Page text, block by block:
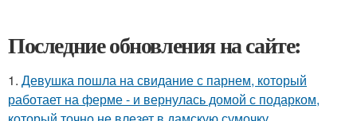
Последние обновления на сайте:
1. Девушка пошла на свидание с парнем, который
работает на ферме - и вернулась домой с подарком,